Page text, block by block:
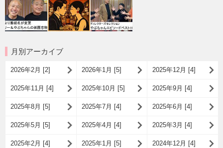
月別アーカイブ
2026年2月 [2] 2026年1月 [5] 2025年12月 [4]
2025年11月 [4] 2025年10月 [5] 2025年9月 [4]
2025年8月 [5] 2025年7月 [4] 2025年6月 [4]
2025年5月 [5] 2025年4月 [4] 2025年3月 [4]
2025年2月 [4] 2025年1月 [5] 2024年12月 [4]